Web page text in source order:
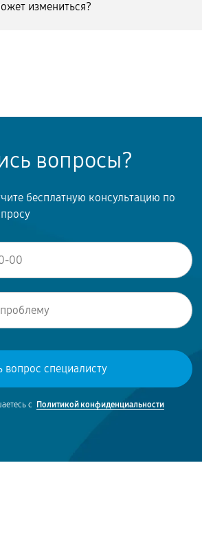
измениться?
вопросы?
бесплатную консультацию по
с Политикой конфиденциальности